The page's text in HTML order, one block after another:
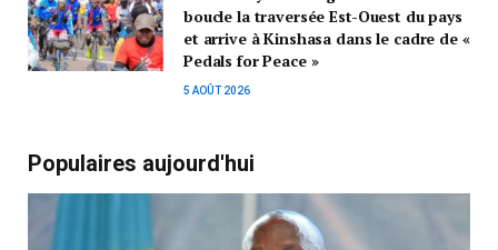
boucle la traversée Est-Ouest du pays
et arrive à Kinshasa dans le cadre de «
Pedals for Peace »
5 AOÛT 2026
Populaires aujourd'hui